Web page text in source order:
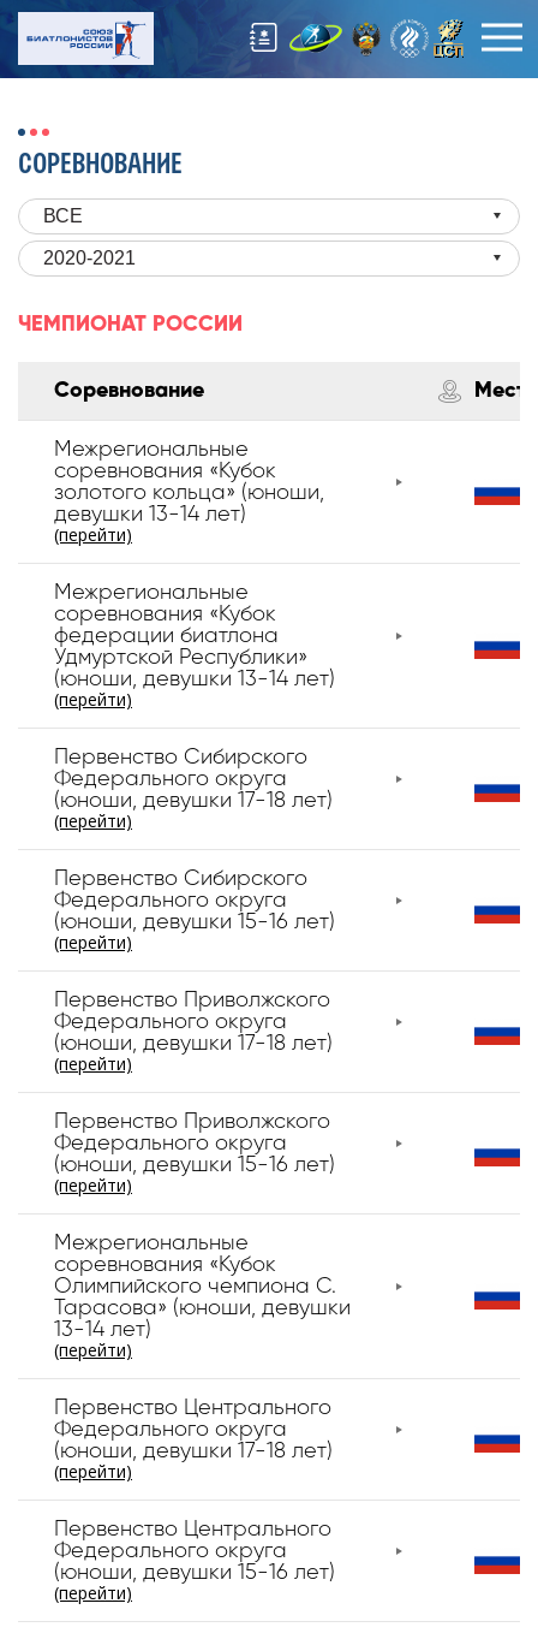
СОРЕВНОВАНИЕ
ВСЕ
2020-2021
ЧЕМПИОНАТ РОССИИ
Соревнование
Межрегиональные
соревнования «Кубок
золотого кольца» (юноши,
девушки 13-14 лет)
(перейти)
Межрегиональные
соревнования «Кубок
федерации биатлона
Удмуртской Республики»
(юноши, девушки 13-14 лет)
(перейти)
Первенство Сибирского
Федерального округа
(юноши, девушки 17-18 лет)
(перейти)
Первенство Сибирского
Федерального округа
(юноши, девушки 15-16 лет)
(перейти)
Первенство Приволжского
Федерального округа
(юноши, девушки 17-18 лет)
(перейти)
Первенство Приволжского
Федерального округа
(юноши, девушки 15-16 лет)
(перейти)
Межрегиональные
соревнования «Кубок
Олимпийского чемпиона С.
Тарасова» (юноши, девушки
13-14 лет)
(перейти)
Первенство Центрального
Федерального округа
(юноши, девушки 17-18 лет)
(перейти)
Первенство Центрального
Федерального округа
(юноши, девушки 15-16 лет)
(перейти)